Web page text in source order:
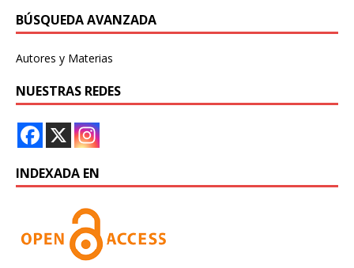
BÚSQUEDA AVANZADA
Autores y Materias
NUESTRAS REDES
INDEXADA EN